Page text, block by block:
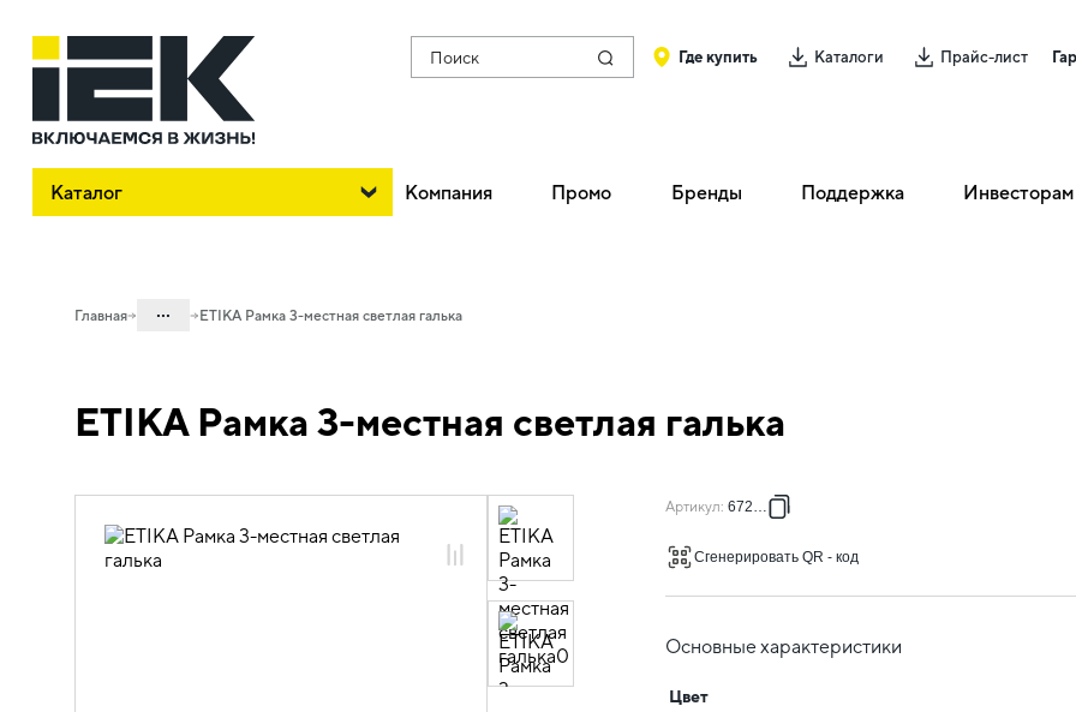
Поиск Где купить Каталоги Прайс-лист
Каталог Компания Промо Бренды Поддержка Инвесторам
Главная ...
06. Изделия электроустановочные,
удлинители и силовые разъемы
изделия скрытого монтажа ETIKA
06.01.13.12 Рамки пластиковые ETIKA
ETIKA Рамка 3-местная светлая галька
ETIKA Рамка 3-местная светлая галька
Артикул: 672523
Сгенерировать QR - код
Основные характеристики
Цвет